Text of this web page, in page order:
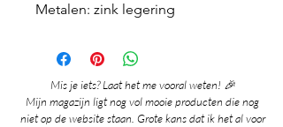
Metalen: zink legering
Mis je iets? Laat het me vooral weten! 🎉
Mijn magazijn ligt nog vol mooie producten die nog
niet op de website staan. Grote kans dat ik het al voor